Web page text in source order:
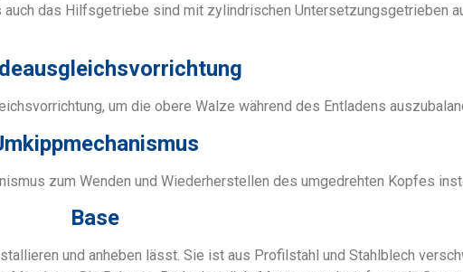
das Hilfsgetriebe sind mit zylindrischen Untersetzungsgetrieben
um die obere Walze während des Entladens
zum Wenden und Wiederherstellen des umgedrehten Kopfes
Base
und anheben lässt. Sie ist aus Profilstahl und Stahlblech